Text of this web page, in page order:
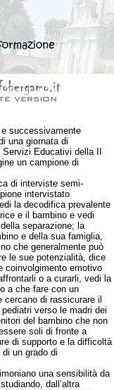
successivamente
una giornata di
Educativi della II
un campione di
di interviste semi-
intervistato
la decodifica prevalente
e il bambino e vedi
separazione; la
e della sua famiglia,
che generalmente può
le sue potenzialità, dice
coinvolgimento emotivo
o a curarli, vedi la
a che fare con un
di rassicurare il
verso le madri dei
del bambino che non
soli di fronte a
di supporto e la difficoltà
un grado di
una sensibilità da
dall’altra